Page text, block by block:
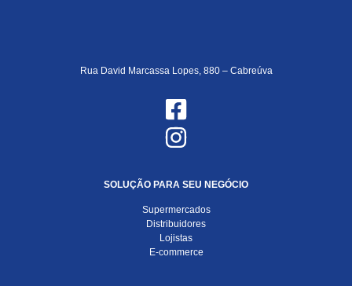
Rua David Marcassa Lopes, 880 – Cabreúva
SOLUÇÃO PARA SEU NEGÓCIO
Supermercados
Distribuidores
Lojistas
E-commerce